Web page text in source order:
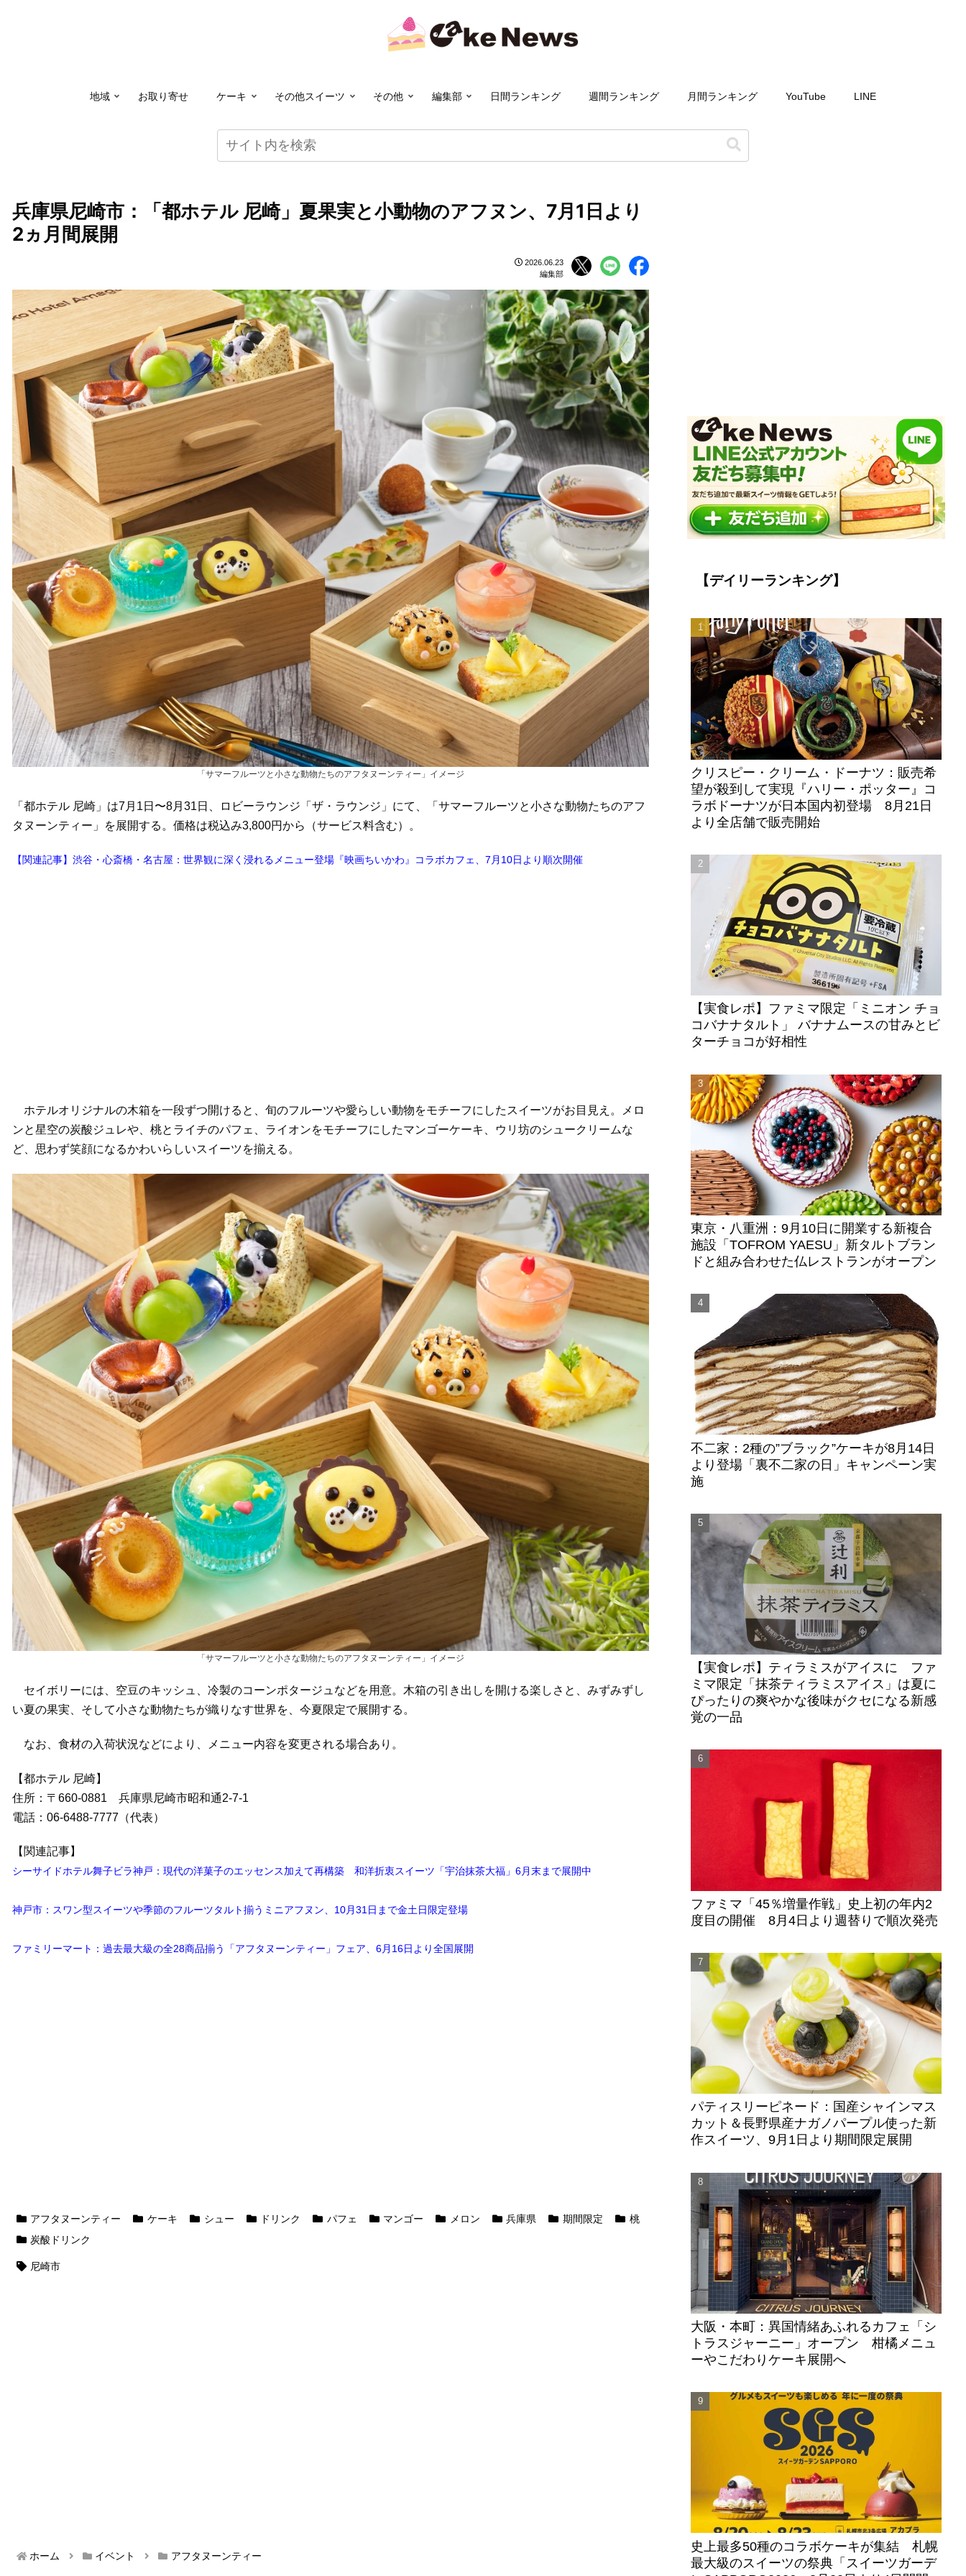
地域 お取り寄せ ケーキ その他スイーツ その他 編集部 日間ランキング 週間ランキング 月間ランキング YouTube LINE
兵庫県尼崎市：「都ホテル 尼崎」夏果実と小動物のアフヌン、7月1日より
2ヵ月間展開
2026.06.23
編集部
「サマーフルーツと小さな動物たちのアフタヌーンティー」イメージ
「都ホテル 尼崎」は7月1日〜8月31日、ロビーラウンジ「ザ・ラウンジ」にて、「サマーフルーツと小さな動物たちのアフ
タヌーンティー」を展開する。価格は税込み3,800円から（サービス料含む）。
【関連記事】渋谷・心斎橋・名古屋：世界観に深く浸れるメニュー登場『映画ちいかわ』コラボカフェ、7月10日より順次開催
ホテルオリジナルの木箱を一段ずつ開けると、旬のフルーツや愛らしい動物をモチーフにしたスイーツがお目見え。メロ
ンと星空の炭酸ジュレや、桃とライチのパフェ、ライオンをモチーフにしたマンゴーケーキ、ウリ坊のシュークリームな
ど、思わず笑顔になるかわいらしいスイーツを揃える。
「サマーフルーツと小さな動物たちのアフタヌーンティー」イメージ
セイボリーには、空豆のキッシュ、冷製のコーンポタージュなどを用意。木箱の引き出しを開ける楽しさと、みずみずし
い夏の果実、そして小さな動物たちが織りなす世界を、今夏限定で展開する。
なお、食材の入荷状況などにより、メニュー内容を変更される場合あり。
【都ホテル 尼崎】
住所：〒660-0881 兵庫県尼崎市昭和通2-7-1
電話：06-6488-7777（代表）
【関連記事】
シーサイドホテル舞子ビラ神戸：現代の洋菓子のエッセンス加えて再構築 和洋折衷スイーツ「宇治抹茶大福」6月末まで展開中
神戸市：スワン型スイーツや季節のフルーツタルト揃うミニアフヌン、10月31日まで金土日限定登場
ファミリーマート：過去最大級の全28商品揃う「アフタヌーンティー」フェア、6月16日より全国展開
アフタヌーンティー ケーキ シュー ドリンク パフェ マンゴー メロン 兵庫県 期間限定
桃
炭酸ドリンク
尼崎市
ホーム イベント アフタヌーンティー
【デイリーランキング】
クリスピー・クリーム・ドーナツ：販売希
望が殺到して実現『ハリー・ポッター』コ
ラボドーナツが日本国内初登場 8月21日
より全店舗で販売開始
【実食レポ】ファミマ限定「ミニオン チョ
コバナナタルト」 バナナムースの甘みとビ
ターチョコが好相性
東京・八重洲：9月10日に開業する新複合
施設「TOFROM YAESU」新タルトブラン
ドと組み合わせた仏レストランがオープン
不二家：2種の”ブラック”ケーキが8月14日
より登場「裏不二家の日」キャンペーン実
施
【実食レポ】ティラミスがアイスに ファ
ミマ限定「抹茶ティラミスアイス」は夏に
ぴったりの爽やかな後味がクセになる新感
覚の一品
ファミマ「45％増量作戦」史上初の年内2
度目の開催 8月4日より週替りで順次発売
パティスリーピネード：国産シャインマス
カット＆長野県産ナガノパープル使った新
作スイーツ、9月1日より期間限定展開
大阪・本町：異国情緒あふれるカフェ「シ
トラスジャーニー」オープン 柑橘メニュ
ーやこだわりケーキ展開へ
史上最多50種のコラボケーキが集結 札幌
最大級のスイーツの祭典「スイーツガーデ